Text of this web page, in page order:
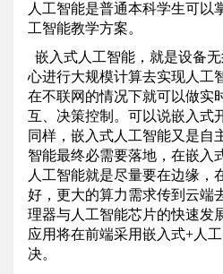
人工智能是普通本科学生可以
工智能教学方案。
嵌入式人工智能，就是设备
心进行大规模计算去实现人工
在不联网的情况下就可以做实
互、决策控制。可以说嵌入式
同样，嵌入式人工智能又是自
智能最终必需要落地，在嵌入
人工智能就是尽量要在边缘，
好，更大的算力需求传到云端
理器与人工智能芯片的快速发
应用将在前端采用嵌入式+人
决。